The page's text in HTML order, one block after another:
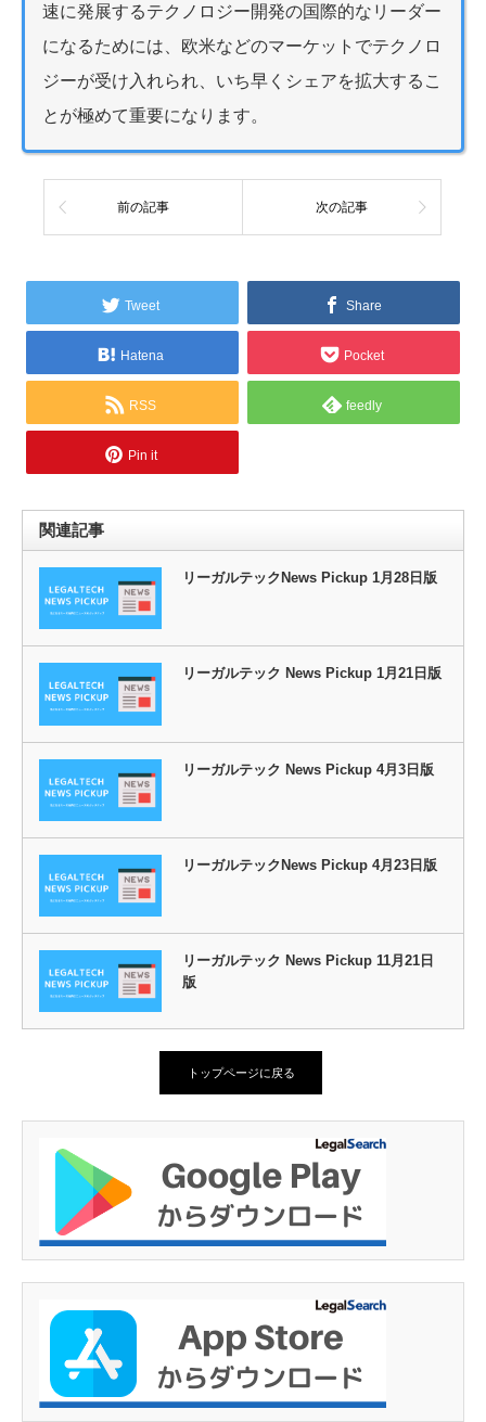
速に発展するテクノロジー開発の国際的なリーダー
になるためには、欧米などのマーケットでテクノロ
ジーが受け入れられ、いち早くシェアを拡大するこ
とが極めて重要になります。
前の記事 次の記事
Tweet Share
Hatena Pocket
RSS feedly
Pin it
関連記事
リーガルテックNews Pickup 1月28日版
リーガルテック News Pickup 1月21日版
リーガルテック News Pickup 4月3日版
リーガルテックNews Pickup 4月23日版
リーガルテック News Pickup 11月21日
版
トップページに戻る